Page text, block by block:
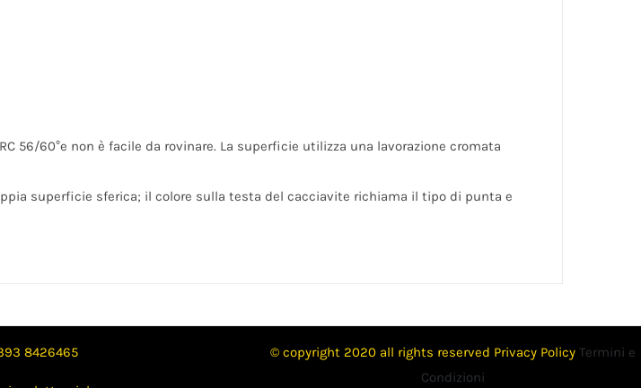
56/60°e non è facile da rovinare. La superficie utilizza una lavorazione cromata
superficie sferica; il colore sulla testa del cacciavite richiama il tipo di punta e
8426465 © copyright 2020 all rights reserved Privacy Policy Termini e
Condizioni